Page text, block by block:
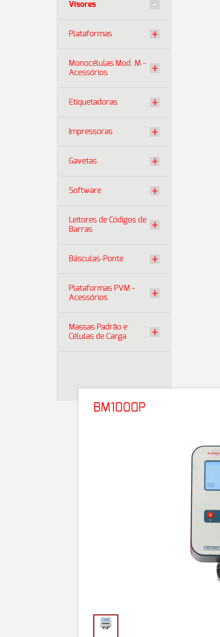
Visores
Plataformas
Monocélulas Mod. M -
Acessórios
Etiquetadoras
Impressoras
Gavetas
Software
Leitores de Códigos de
Barras
Básculas-Ponte
Plataformas PVM -
Acessórios
Massas Padrão e
Células de Carga
BM1000P